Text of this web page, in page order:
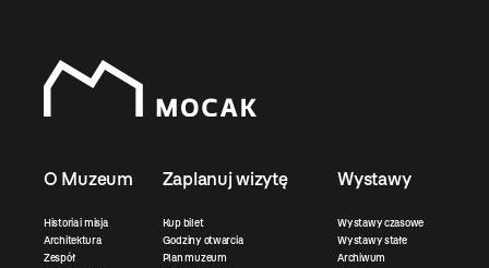
O Muzeum
Historia i misja
Architektura
Zespół
Zaplanuj wizytę
Kup bilet
Godziny otwarcia
Plan muzeum
Wystawy
Wystawy czasowe
Wystawy stałe
Archiwum